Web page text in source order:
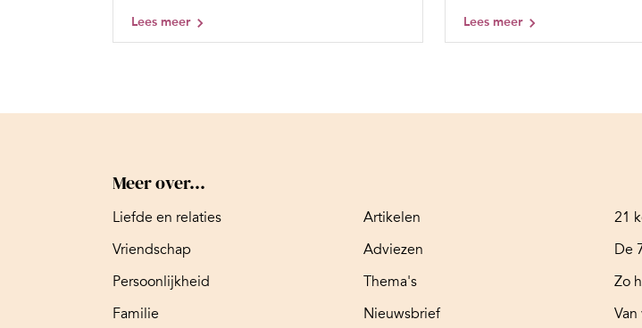
Lees meer Lees meer
Meer over...
Liefde en relaties
Vriendschap
Persoonlijkheid
Familie
Artikelen
Adviezen
Thema's
Nieuwsbrief
21
De
Zo